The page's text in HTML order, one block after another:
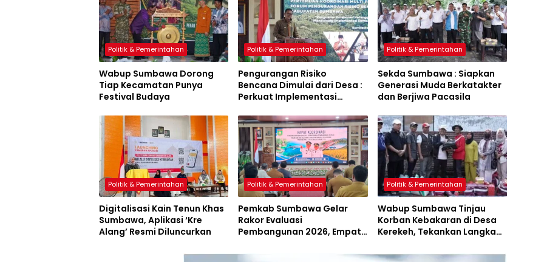
Politik & Pemerintahan
Wabup Sumbawa Dorong
Tiap Kecamatan Punya
Festival Budaya
Politik & Pemerintahan
Pengurangan Risiko
Bencana Dimulai dari Desa :
Perkuat Implementasi
Politik & Pemerintahan
Sekda Sumbawa : Siapkan
Generasi Muda Berkatakter
dan Berjiwa Pacasila
Politik & Pemerintahan
Digitalisasi Kain Tenun Khas
Sumbawa, Aplikasi ‘Kre
Alang’ Resmi Diluncurkan
Politik & Pemerintahan
Pemkab Sumbawa Gelar
Rakor Evaluasi
Pembangunan 2026, Empat
Resmi Diluncurkan
Politik & Pemerintahan
Wabup Sumbawa Tinjau
Korban Kebakaran di Desa
Kerekeh, Tekankan Langkah